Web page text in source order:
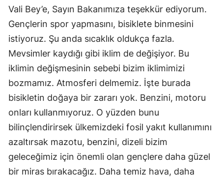
Vali Bey’e, Sayın Bakanımıza teşekkür ediyorum.
Gençlerin spor yapmasını, bisiklete binmesini
istiyoruz. Şu anda sıcaklık oldukça fazla.
Mevsimler kaydığı gibi iklim de değişiyor. Bu
iklimin değişmesinin sebebi bizim iklimimizi
bozmamız. Atmosferi delmemiz. İşte burada
bisikletin doğaya bir zararı yok. Benzini, motoru
onları kullanmıyoruz. O yüzden bunu
bilinçlendirirsek ülkemizdeki fosil yakıt kullanımını
azaltırsak mazotu, benzini, dizeli bizim
geleceğimiz için önemli olan gençlere daha güzel
bir miras bırakacağız. Daha temiz hava, daha